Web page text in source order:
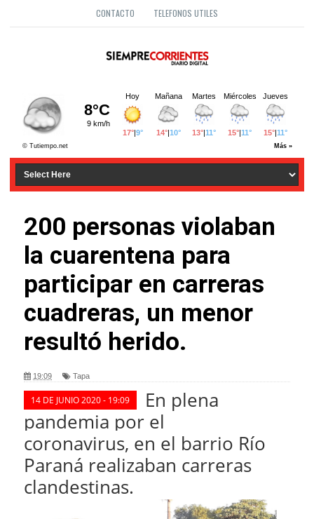
CONTACTO TELEFONOS UTILES
200 personas violaban
la cuarentena para
participar en carreras
cuadreras, un menor
resultó herido.
19:09 Tapa
14 DE JUNIO 2020 - 19:09
En plena
pandemia por el
coronavirus, en el barrio Río
Paraná realizaban carreras
clandestinas.